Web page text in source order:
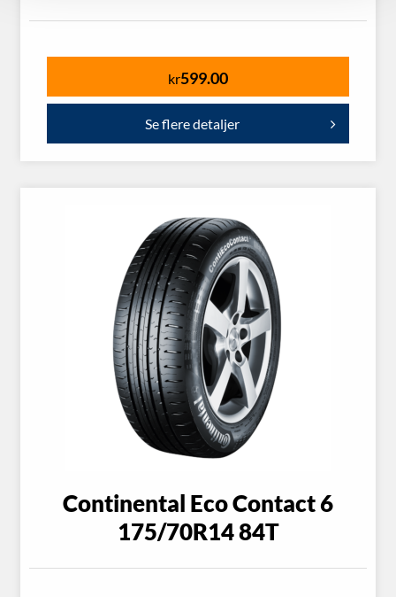
kr599.00
Se flere detaljer
Continental Eco Contact 6
175/70R14 84T